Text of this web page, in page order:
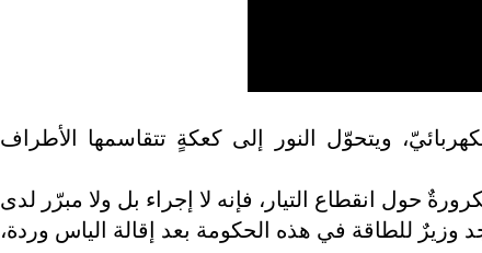
ويتحوّل النور إلى كعكةٍ تتقاسمها الأطراف
حول انقطاع التيار، فإنه لا إجراء بل ولا مبرّر لدى
وزيرٌ للطاقة في هذه الحكومة بعد إقالة الياس وردة،